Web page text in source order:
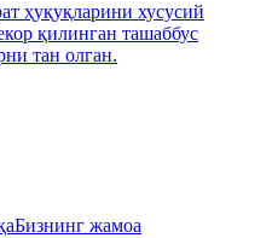
ҳуқуқларини хусусий
қилинган ташаббус
тан олган.
Бизнинг жамоа